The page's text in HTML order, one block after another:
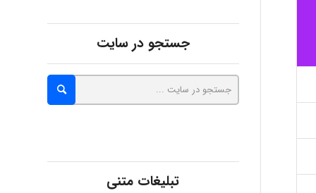
fatima
Jafar Tym
جستجو در سایت
تبلیغات متنی